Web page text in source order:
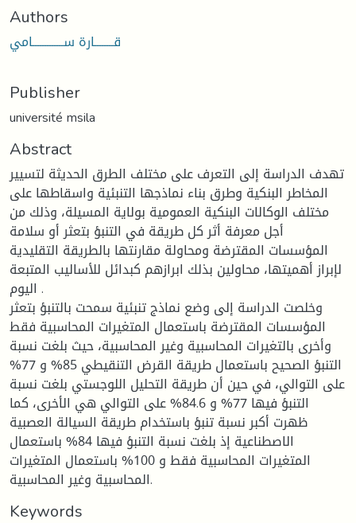
Authors
قــــــــارة ســـــــــــــامي
Publisher
université msila
Abstract
تهدف الدراسة إلى التعرف على مختلف الطرق الحديثة لتسيير
المخاطر البنكية وطرق بناء نماذجها التنبئية واسقاطها على
مختلف الوكالات البنكية العمومية بولاية المسيلة، وذلك من
أجل معرفة أثر كل طريقة في التنبؤ بتعثر أو سلامة
المؤسسات المقترضة ومحاولة مقارنتها بالطريقة التقليدية
لإبراز أهميتها، محاولين بذلك ابرازهم كبدائل للأساليب المتبعة
اليوم .
وخلصت الدراسة إلى وضع نماذج تنبئية سمحت بالتنبؤ بتعثر
المؤسسات المقترضة باستعمال المتغيرات المحاسبية فقط
وأخرى بالتغيرات المحاسبية وغير المحاسبية، حيث بلغت نسبة
التنبؤ الصحيح باستعمال طريقة القرض التنقيطي 85% و 77%
على التوالي، في حين أن طريقة التحليل اللوجستي بلغت نسبة
التنبؤ فيها 77% و 84.6% على التوالي هي الأخرى، كما
ظهرت أكبر نسبة تنبؤ باستخدام طريقة السيالة العصبية
الاصطناعية إذ بلغت نسبة التنبؤ فيها 84% باستعمال
المتغيرات المحاسبية فقط و 100% باستعمال المتغيرات
المحاسبية وغير المحاسبية.
Keywords